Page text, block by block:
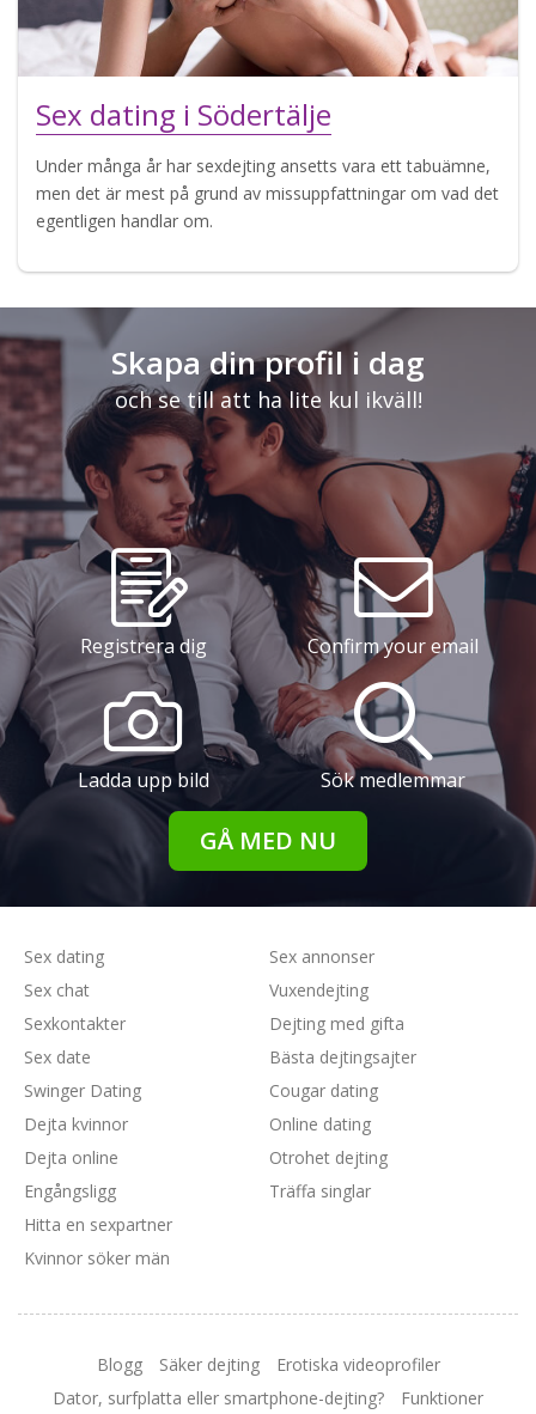
Sex dating i Södertälje
Under många år har sexdejting ansetts vara ett tabuämne,
men det är mest på grund av missuppfattningar om vad det
egentligen handlar om.
Skapa din profil i dag
och se till att ha lite kul ikväll!
Registrera dig Confirm your email
Ladda upp bild Sök medlemmar
GÅ MED NU
Sex dating
Sex chat
Sexkontakter
Sex date
Swinger Dating
Sex annonser
Vuxendejting
Dejting med gifta
Bästa dejtingsajter
Cougar dating
Dejta kvinnor
Dejta online
Engångsligg
Hitta en sexpartner
Kvinnor söker män
Online dating
Otrohet dejting
Träffa singlar
Blogg Säker dejting
Erotiska videoprofiler
Dator, surfplatta eller smartphone-dejting?
Funktioner